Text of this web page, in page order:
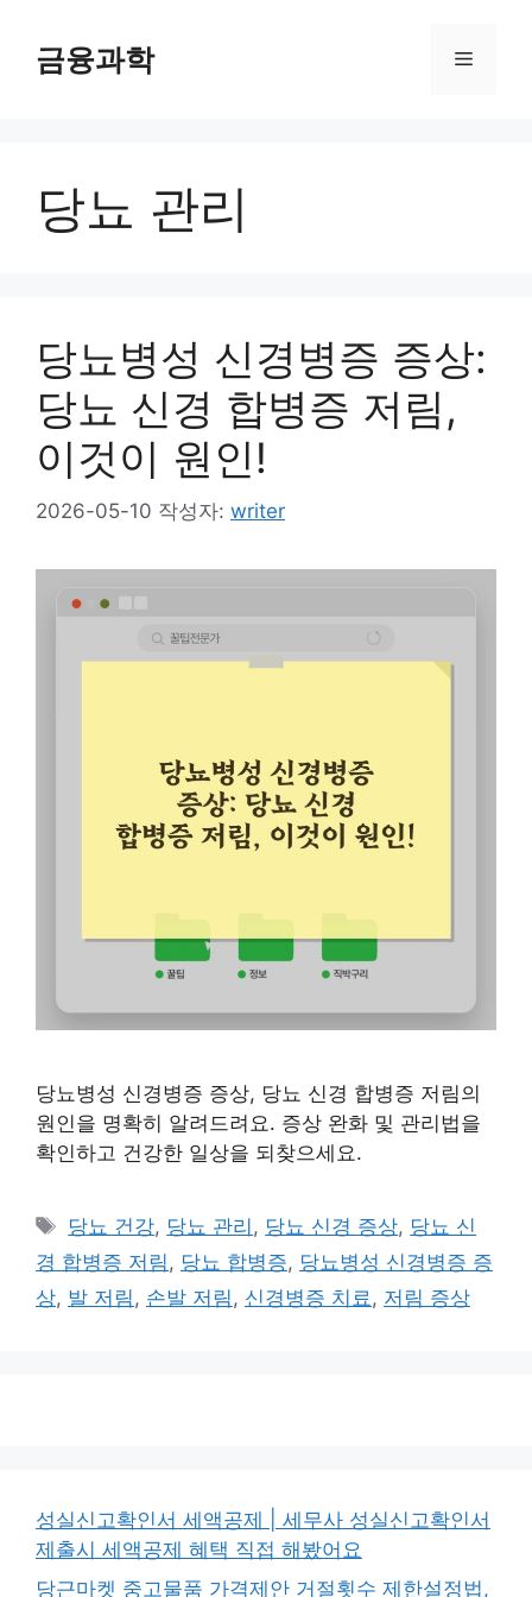
금융과학 메
당뇨 관리
당뇨병성 신경병증 증상:
당뇨 신경 합병증 저림,
이것이 원인!
2026-05-10 작성자: writer
당뇨병성 신경병증 증상, 당뇨 신경 합병증 저림의
원인을 명확히 알려드려요. 증상 완화 및 관리법을
확인하고 건강한 일상을 되찾으세요.
태
그
당뇨 건강, 당뇨 관리 , 당뇨 신경 증상, 당뇨 신
경 합병증 저림 , 당뇨 합병증, 당뇨병성 신경병증 증
상, 발 저림 , 손발 저림 , 신경병증 치료 , 저림 증상
성실신고확인서 세액공제 | 세무사 성실신고확인서
제출시 세액공제 혜택 직접 해봤어요
당근마켓 중고물품 가격제안 거절횟수 제한설정법,